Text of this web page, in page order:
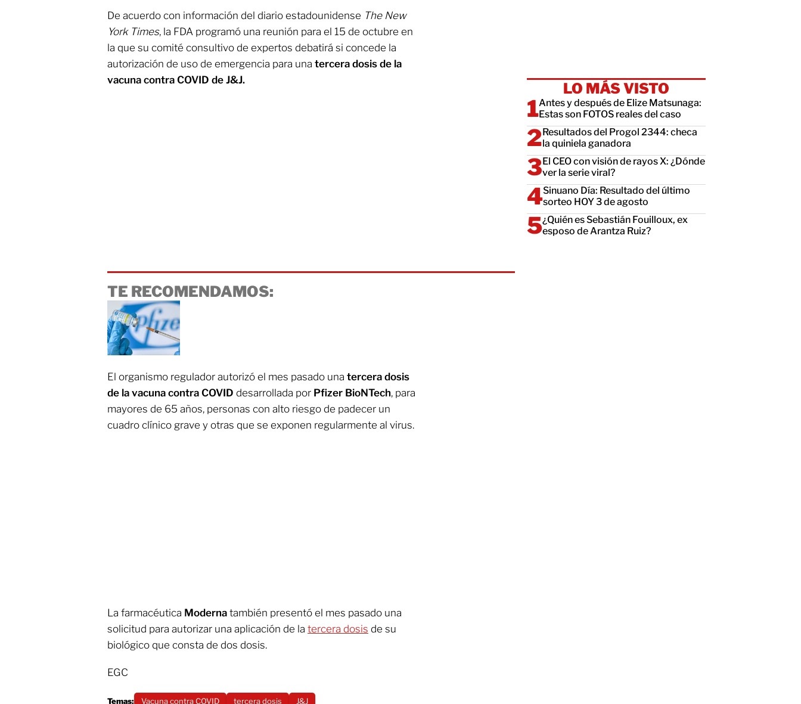
De acuerdo con información del diario estadounidense The New
York Times, la FDA programó una reunión para el 15 de octubre en
la que su comité consultivo de expertos debatirá si concede la
autorización de uso de emergencia para una tercera dosis de la
vacuna contra COVID de J&J.
TE RECOMENDAMOS:
El organismo regulador autorizó el mes pasado una tercera dosis
de la vacuna contra COVID desarrollada por Pfizer BioNTech, para
mayores de 65 años, personas con alto riesgo de padecer un
cuadro clínico grave y otras que se exponen regularmente al virus.
La farmacéutica Moderna también presentó el mes pasado una
solicitud para autorizar una aplicación de la tercera dosis de su
biológico que consta de dos dosis.
EGC
Temas: Vacuna contra COVID tercera dosis J&J
LO MÁS VISTO
Antes y después de Elize Matsunaga:
Estas son FOTOS reales del caso
Resultados del Progol 2344: checa
la quiniela ganadora
El CEO con visión de rayos X: ¿Dónde
ver la serie viral?
Sinuano Día: Resultado del último
sorteo HOY 3 de agosto
¿Quién es Sebastián Fouilloux, ex
esposo de Arantza Ruiz?